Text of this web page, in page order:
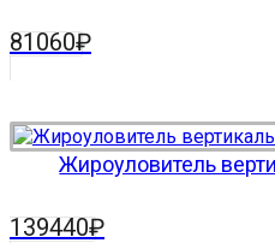
81060₽
Жироуловитель
139440₽